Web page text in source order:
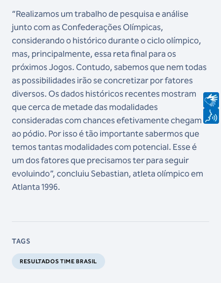
“Realizamos um trabalho de pesquisa e análise
junto com as Confederações Olímpicas,
considerando o histórico durante o ciclo olímpico,
mas, principalmente, essa reta final para os
próximos Jogos. Contudo, sabemos que nem todas
as possibilidades irão se concretizar por fatores
diversos. Os dados históricos recentes mostram
que cerca de metade das modalidades
consideradas com chances efetivamente chegam
ao pódio. Por isso é tão importante sabermos que
temos tantas modalidades com potencial. Esse é
um dos fatores que precisamos ter para seguir
evoluindo”, concluiu Sebastian, atleta olímpico em
Atlanta 1996.
TAGS
RESULTADOS TIME BRASIL